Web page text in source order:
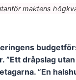
maktens
”Ett dråpslag
”En